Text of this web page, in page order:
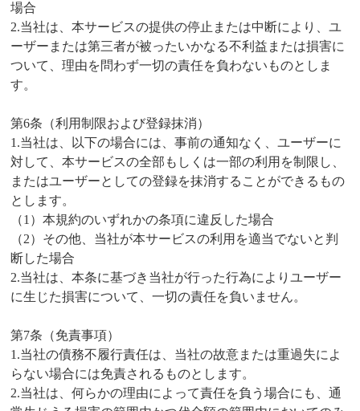
場合
2.当社は、本サービスの提供の停止または中断により、ユ
ーザーまたは第三者が被ったいかなる不利益または損害に
ついて、理由を問わず一切の責任を負わないものとしま
す。
第6条（利用制限および登録抹消）
1.当社は、以下の場合には、事前の通知なく、ユーザーに
対して、本サービスの全部もしくは一部の利用を制限し、
またはユーザーとしての登録を抹消することができるもの
とします。
（1）本規約のいずれかの条項に違反した場合
（2）その他、当社が本サービスの利用を適当でないと判
断した場合
2.当社は、本条に基づき当社が行った行為によりユーザー
に生じた損害について、一切の責任を負いません。
第7条（免責事項）
1.当社の債務不履行責任は、当社の故意または重過失によ
らない場合には免責されるものとします。
2.当社は、何らかの理由によって責任を負う場合にも、通